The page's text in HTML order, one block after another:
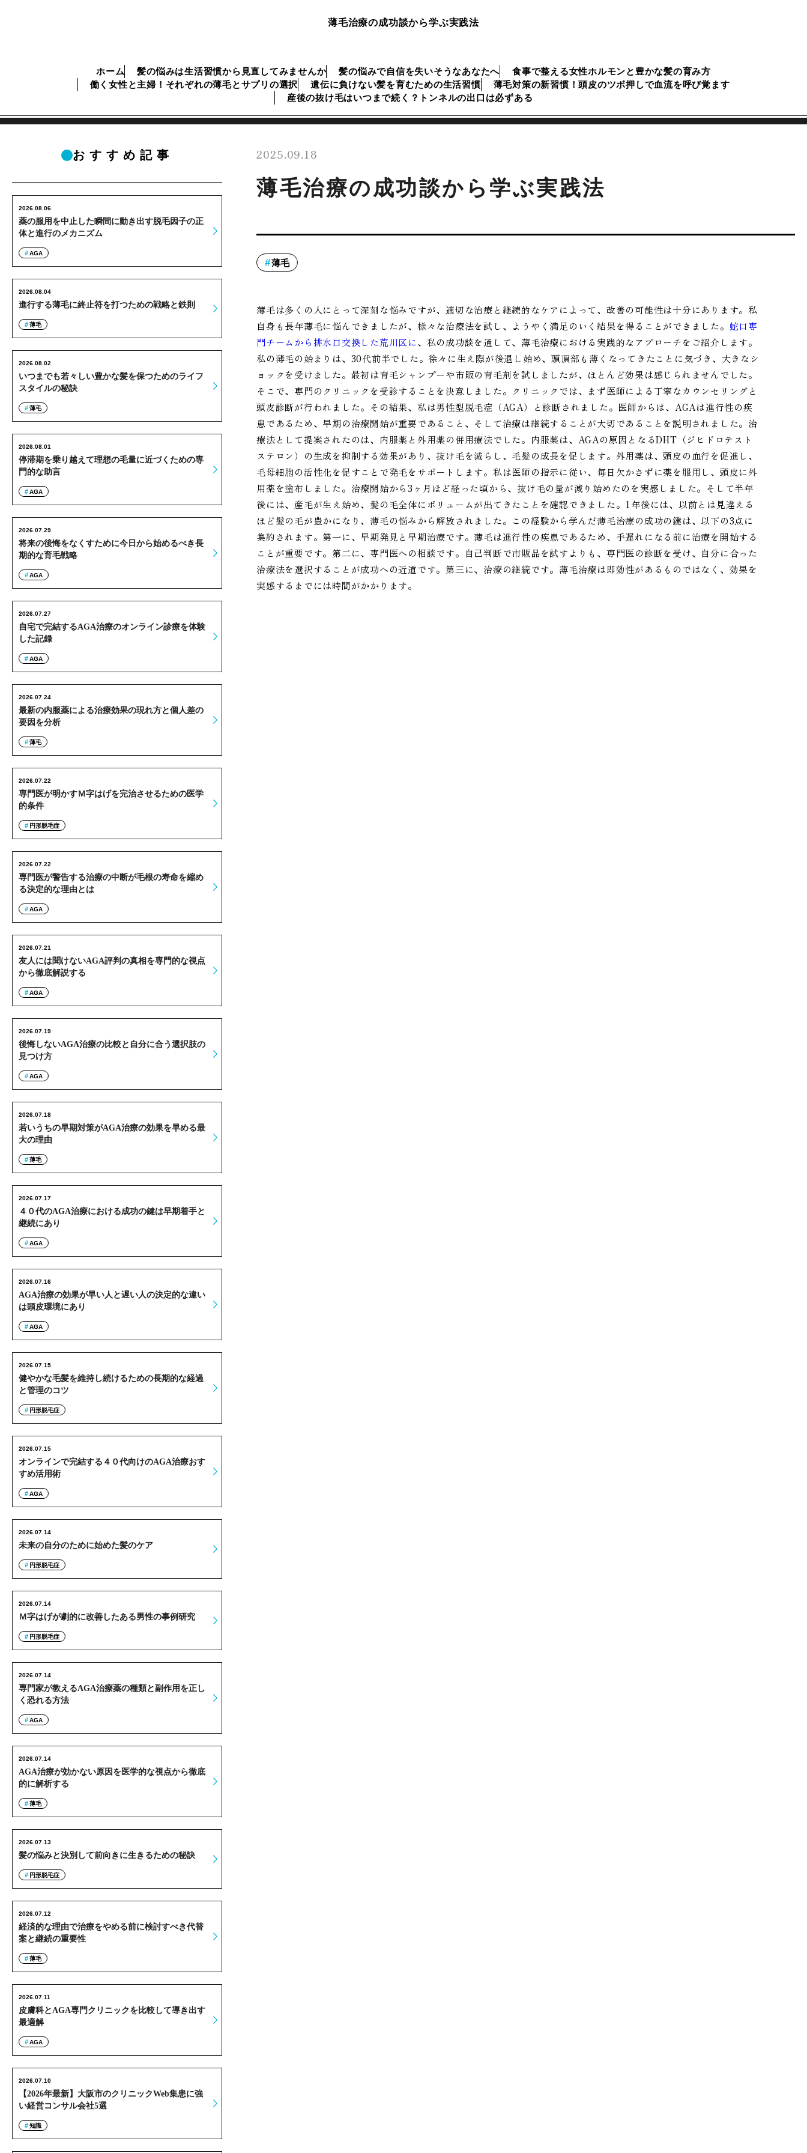
薄毛治療の成功談から学ぶ実践法
ホーム 髪の悩みは生活習慣から見直してみませんか 髪の悩みで自信を失いそうなあなたへ
食事で整える女性ホルモンと豊かな髪の育み方
働く女性と主婦！それぞれの薄毛とサプリの選択
遺伝に負けない髪を育むための生活習慣
薄毛対策の新習慣！頭皮のツボ押しで血流を呼び覚ます
産後の抜け毛はいつまで続く？トンネルの出口は必ずある
2025.09.18
薄毛治療の成功談から学ぶ実践法
薄毛
薄毛は多くの人にとって深刻な悩みですが、適切な治療と継続的なケアによって、改善の可能性は十分にあります。私
自身も長年薄毛に悩んできましたが、様々な治療法を試し、ようやく満足のいく結果を得ることができました。 蛇口専
門チームから排水口交換した荒川区に、私の成功談を通して、薄毛治療における実践的なアプローチをご紹介します。
私の薄毛の始まりは、30代前半でした。徐々に生え際が後退し始め、頭頂部も薄くなってきたことに気づき、大きなシ
ョックを受けました。最初は育毛シャンプーや市販の育毛剤を試しましたが、ほとんど効果は感じられませんでした。
そこで、専門のクリニックを受診することを決意しました。クリニックでは、まず医師による丁寧なカウンセリングと
頭皮診断が行われました。その結果、私は男性型脱毛症（AGA）と診断されました。医師からは、AGAは進行性の疾
患であるため、早期の治療開始が重要であること、そして治療は継続することが大切であることを説明されました。治
療法として提案されたのは、内服薬と外用薬の併用療法でした。内服薬は、AGAの原因となるDHT（ジヒドロテスト
ステロン）の生成を抑制する効果があり、抜け毛を減らし、毛髪の成長を促します。外用薬は、頭皮の血行を促進し、
毛母細胞の活性化を促すことで発毛をサポートします。私は医師の指示に従い、毎日欠かさずに薬を服用し、頭皮に外
用薬を塗布しました。治療開始から3ヶ月ほど経った頃から、抜け毛の量が減り始めたのを実感しました。そして半年
後には、産毛が生え始め、髪の毛全体にボリュームが出てきたことを確認できました。1年後には、以前とは見違える
ほど髪の毛が豊かになり、薄毛の悩みから解放されました。この経験から学んだ薄毛治療の成功の鍵は、以下の3点に
集約されます。第一に、早期発見と早期治療です。薄毛は進行性の疾患であるため、手遅れになる前に治療を開始する
ことが重要です。第二に、専門医への相談です。自己判断で市販品を試すよりも、専門医の診断を受け、自分に合った
治療法を選択することが成功への近道です。第三に、治療の継続です。薄毛治療は即効性があるものではなく、効果を
実感するまでには時間がかかります。
おすすめ記事
薬の服用を中止した瞬間に動き出す脱毛因子の正
体と進行のメカニズム
2026.08.06
AGA
進行する薄毛に終止符を打つための戦略と鉄則
2026.08.04
薄毛
いつまでも若々しい豊かな髪を保つためのライフ
スタイルの秘訣
2026.08.02
薄毛
停滞期を乗り越えて理想の毛量に近づくための専
門的な助言
2026.08.01
AGA
将来の後悔をなくすために今日から始めるべき長
期的な育毛戦略
2026.07.29
AGA
自宅で完結するAGA治療のオンライン診療を体験
した記録
2026.07.27
AGA
最新の内服薬による治療効果の現れ方と個人差の
要因を分析
2026.07.24
薄毛
専門医が明かすＭ字はげを完治させるための医学
的条件
2026.07.22
円形脱毛症
専門医が警告する治療の中断が毛根の寿命を縮め
る決定的な理由とは
2026.07.22
AGA
友人には聞けないAGA評判の真相を専門的な視点
から徹底解説する
2026.07.21
AGA
後悔しないAGA治療の比較と自分に合う選択肢の
見つけ方
2026.07.19
AGA
若いうちの早期対策がAGA治療の効果を早める最
大の理由
2026.07.18
薄毛
４０代のAGA治療における成功の鍵は早期着手と
継続にあり
2026.07.17
AGA
AGA治療の効果が早い人と遅い人の決定的な違い
は頭皮環境にあり
2026.07.16
AGA
健やかな毛髪を維持し続けるための長期的な経過
と管理のコツ
2026.07.15
円形脱毛症
オンラインで完結する４０代向けのAGA治療おす
すめ活用術
2026.07.15
AGA
未来の自分のために始めた髪のケア
2026.07.14
円形脱毛症
Ｍ字はげが劇的に改善したある男性の事例研究
2026.07.14
円形脱毛症
専門家が教えるAGA治療薬の種類と副作用を正し
く恐れる方法
2026.07.14
AGA
AGA治療が効かない原因を医学的な視点から徹底
的に解析する
2026.07.14
薄毛
髪の悩みと決別して前向きに生きるための秘訣
2026.07.13
円形脱毛症
経済的な理由で治療をやめる前に検討すべき代替
案と継続の重要性
2026.07.12
薄毛
皮膚科とAGA専門クリニックを比較して導き出す
最適解
2026.07.11
AGA
【2026年最新】大阪市のクリニックWeb集患に強
い経営コンサル会社5選
2026.07.10
知識